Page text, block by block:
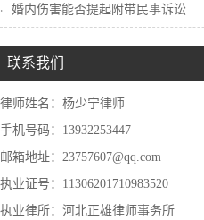
婚内伤害能否提起附带民事诉讼
联系我们
律师姓名：杨少宁律师
手机号码：13932253447
邮箱地址：23757607@qq.com
执业证号：11306201710983520
执业律所：河北正雄律师事务所